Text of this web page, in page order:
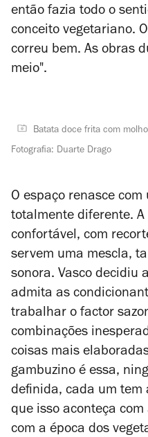
então fazia todo o
conceito vegetariano.
correu bem. As obras
meio".
Batata doce frita com
Fotografia: Duarte Drago
O espaço renasce
totalmente diferente.
confortável, com
servem uma mescla,
sonora. Vasco decidiu
admita as
trabalhar o factor
combinações
coisas mais
gambuzino é essa,
definida, cada um tem
que isso aconteça
com a época dos